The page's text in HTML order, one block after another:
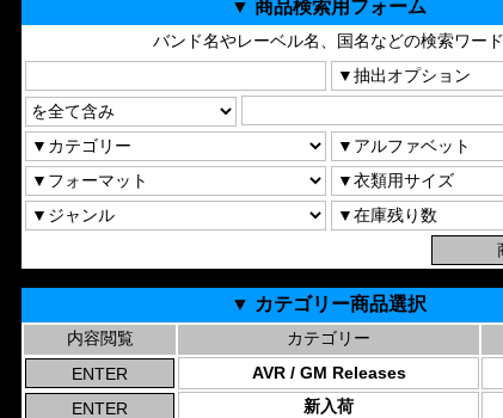
▼ 商品検索用フォーム
バンド名やレーベル名、国名などの検索ワード
▼ カテゴリー商品選択
内容閲覧 カテゴリー
AVR / GM Releases
新入荷